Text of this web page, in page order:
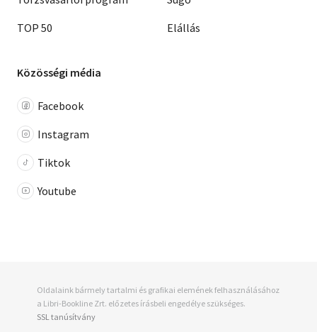
TOP 50
Elállás
Közösségi média
Facebook
Instagram
Tiktok
Youtube
Oldalaink bármely tartalmi és grafikai elemének felhasználásához
a Libri-Bookline Zrt. előzetes írásbeli engedélye szükséges.
SSL tanúsítvány